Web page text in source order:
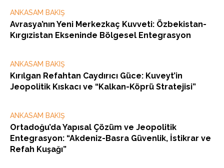
ANKASAM BAKIŞ
Avrasya’nın Yeni Merkezkaç Kuvveti: Özbekistan-
Kırgızistan Ekseninde Bölgesel Entegrasyon
ANKASAM BAKIŞ
Kırılgan Refahtan Caydırıcı Güce: Kuveyt’in
Jeopolitik Kıskacı ve “Kalkan-Köprü Stratejisi”
ANKASAM BAKIŞ
Ortadoğu’da Yapısal Çözüm ve Jeopolitik
Entegrasyon: “Akdeniz-Basra Güvenlik, İstikrar ve
Refah Kuşağı”